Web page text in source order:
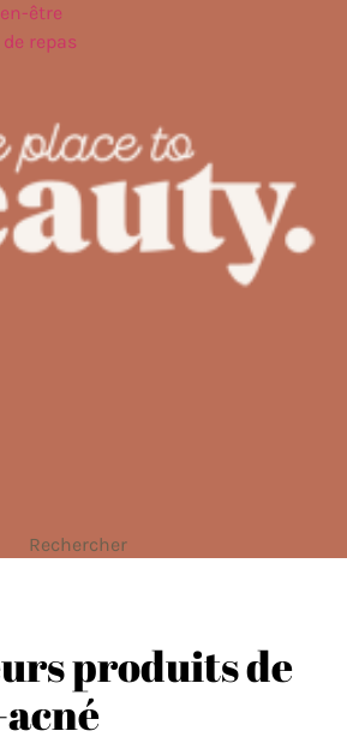
être
repas
Rechercher
produits de